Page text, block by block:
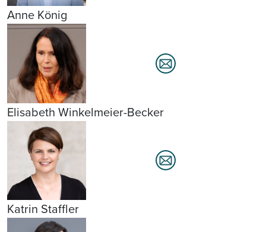
Anne König
Elisabeth Winkelmeier-Becker
Katrin Staffler